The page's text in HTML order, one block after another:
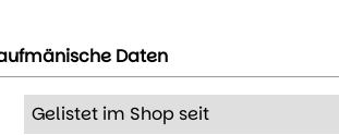
Daten
Gelistet im Shop seit